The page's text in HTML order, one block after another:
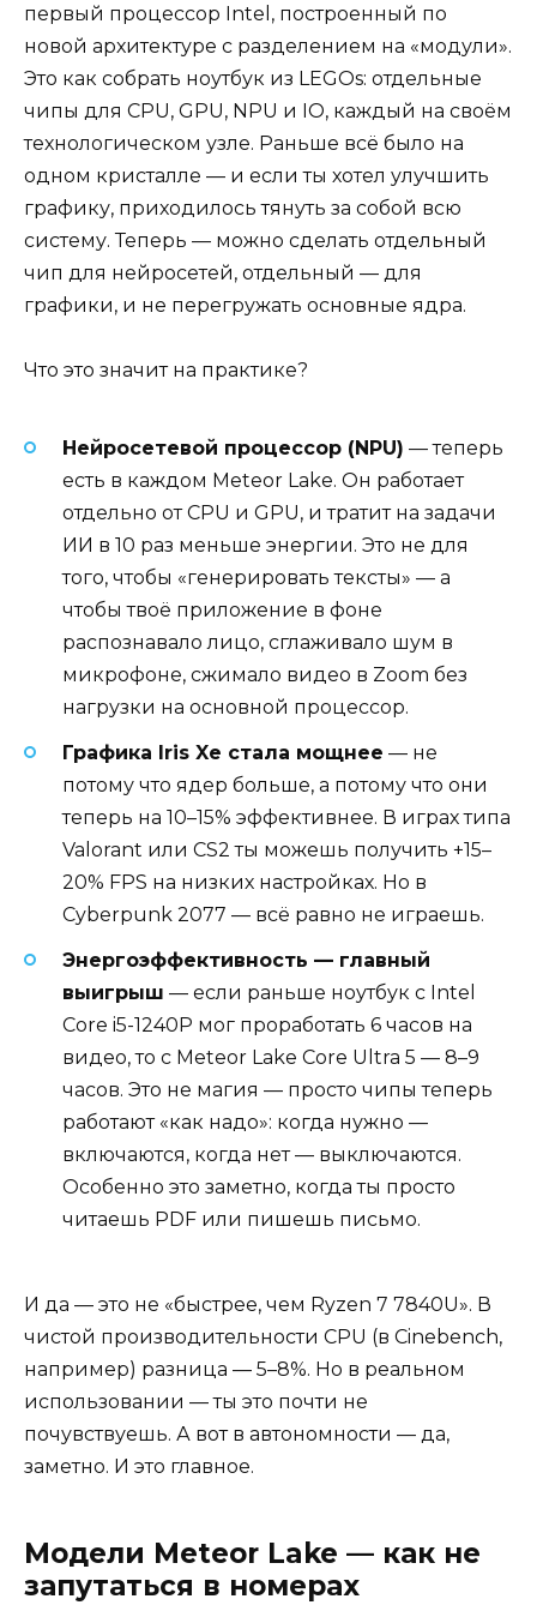
первый процессор Intel, построенный по
новой архитектуре с разделением на «модули».
Это как собрать ноутбук из LEGOs: отдельные
чипы для CPU, GPU, NPU и IO, каждый на своём
технологическом узле. Раньше всё было на
одном кристалле — и если ты хотел улучшить
графику, приходилось тянуть за собой всю
систему. Теперь — можно сделать отдельный
чип для нейросетей, отдельный — для
графики, и не перегружать основные ядра.
Что это значит на практике?
Нейросетевой процессор (NPU) — теперь
есть в каждом Meteor Lake. Он работает
отдельно от CPU и GPU, и тратит на задачи
ИИ в 10 раз меньше энергии. Это не для
того, чтобы «генерировать тексты» — а
чтобы твоё приложение в фоне
распознавало лицо, сглаживало шум в
микрофоне, сжимало видео в Zoom без
нагрузки на основной процессор.
Графика Iris Xe стала мощнее — не
потому что ядер больше, а потому что они
теперь на 10–15% эффективнее. В играх типа
Valorant или CS2 ты можешь получить +15–
20% FPS на низких настройках. Но в
Cyberpunk 2077 — всё равно не играешь.
Энергоэффективность — главный
выигрыш — если раньше ноутбук с Intel
Core i5-1240P мог проработать 6 часов на
видео, то с Meteor Lake Core Ultra 5 — 8–9
часов. Это не магия — просто чипы теперь
работают «как надо»: когда нужно —
включаются, когда нет — выключаются.
Особенно это заметно, когда ты просто
читаешь PDF или пишешь письмо.
И да — это не «быстрее, чем Ryzen 7 7840U». В
чистой производительности CPU (в Cinebench,
например) разница — 5–8%. Но в реальном
использовании — ты это почти не
почувствуешь. А вот в автономности — да,
заметно. И это главное.
Модели Meteor Lake — как не
запутаться в номерах